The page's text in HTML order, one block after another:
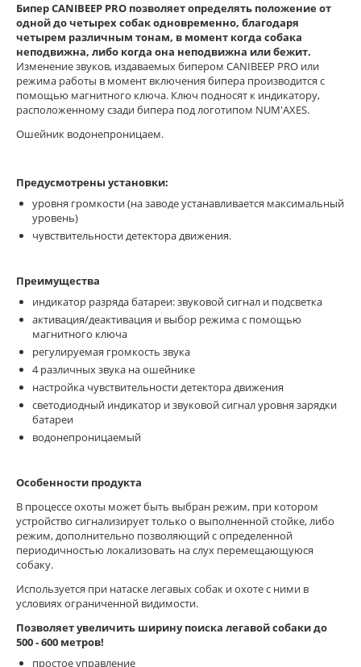
Бипер CANIBEEP PRO позволяет определять положение от
одной до четырех собак одновременно, благодаря
четырем различным тонам, в момент когда собака
неподвижна, либо когда она неподвижна или бежит.
Изменение звуков, издаваемых бипером CANIBEEP PRO или
режима работы в момент включения бипера производится с
помощью магнитного ключа. Ключ подносят к индикатору,
расположенному сзади бипера под логотипом NUM'AXES.
Ошейник водонепроницаем.
Предусмотрены установки:
уровня громкости (на заводе устанавливается максимальный
уровень)
чувствительности детектора движения.
Преимущества
индикатор разряда батареи: звуковой сигнал и подсветка
активация/деактивация и выбор режима с помощью
магнитного ключа
регулируемая громкость звука
4 различных звука на ошейнике
настройка чувствительности детектора движения
светодиодный индикатор и звуковой сигнал уровня зарядки
батареи
водонепроницаемый
Особенности продукта
В процессе охоты может быть выбран режим, при котором
устройство сигнализирует только о выполненной стойке, либо
режим, дополнительно позволяющий с определенной
периодичностью локализовать на слух перемещающуюся
собаку.
Используется при натаске легавых собак и охоте с ними в
условиях ограниченной видимости.
Позволяет увеличить ширину поиска легавой собаки до
500 - 600 метров!
простое управление